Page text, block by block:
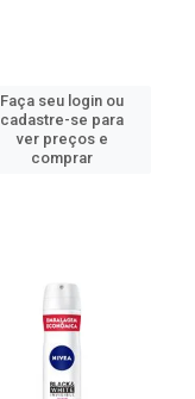
Faça seu login ou
cadastre-se para
ver preços e
comprar